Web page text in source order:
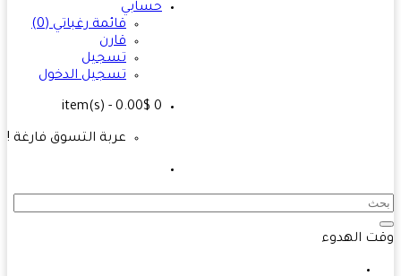
حسابي
قائمة رغباتي (0)
قارن
تسجيل
تسجيل الدخول
item(s)
- 0.00$
عربة التسوق فارغة !
الهدوء